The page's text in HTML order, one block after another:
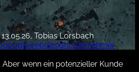
Tobias Lorsbach
googlewebdesignunternehmer
Aber wenn ein potenzieller Kunde